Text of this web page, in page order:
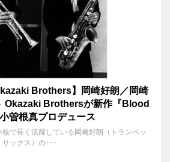
Brothers】岡崎好朗／岡崎
Okazaki Brothersが新作『Blood
曽根真プロデュース
で長く活躍している岡崎好朗（トランペッ
ックス）の･･･